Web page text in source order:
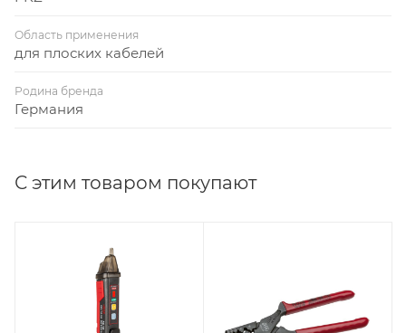
Область применения
для плоских кабелей
Родина бренда
Германия
С этим товаром покупают